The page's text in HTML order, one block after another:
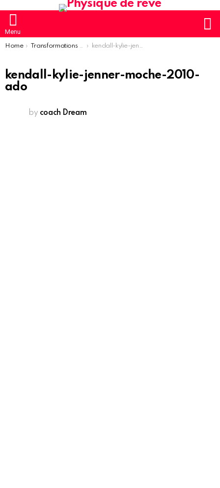
Menu
You are here:
Home Transformations des sœurs Jenner en photos kendall-kylie-jenner-moche-2010-ado
kendall-kylie-jenner-moche-2010-
ado
by coach Dream